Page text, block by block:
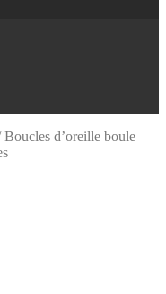
Boucles d’oreille boule